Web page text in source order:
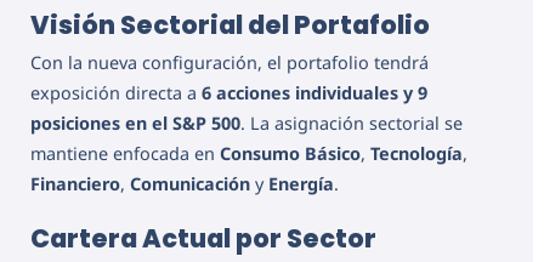
Visión Sectorial del Portafolio
Con la nueva configuración, el portafolio tendrá
exposición directa a 6 acciones individuales y 9
posiciones en el S&P 500. La asignación sectorial se
mantiene enfocada en Consumo Básico, Tecnología,
Financiero, Comunicación y Energía.
Cartera Actual por Sector